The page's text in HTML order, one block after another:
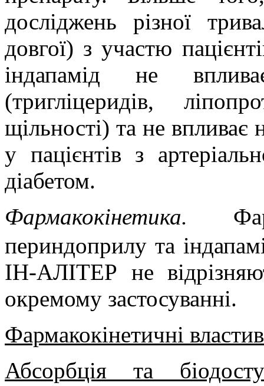
досліджень різної
довгої) з участю
індапамід не
(тригліцеридів,
щільності) та не впливає
у пацієнтів з
діабетом.
Фармакокінетика.
периндоприлу та
ІН-АЛІТЕР не
окремому застосуванні.
Фармакокінетичні
Абсорбція та